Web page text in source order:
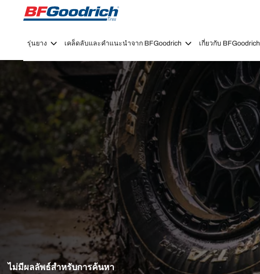
Go to page content
Go to page navigation
รุ่นยาง เคล็ดลับและคำแนะนำจาก BFGoodrich เกี่ยวกับ BFGoodrich
ไม่มีผลลัพธ์สำหรับการค้นหา